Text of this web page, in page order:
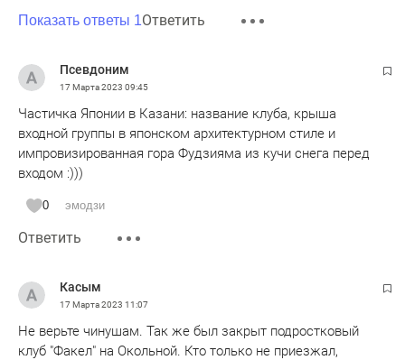
Показать ответы 1Ответить
Псевдоним
17 Марта 2023 09:45
Частичка Японии в Казани: название клуба, крыша
входной группы в японском архитектурном стиле и
импровизированная гора Фудзияма из кучи снега перед
входом :)))
0 эмодзи
Ответить
Касым
17 Марта 2023 11:07
Не верьте чинушам. Так же был закрыт подростковый
клуб "Факел" на Окольной. Кто только не приезжал,